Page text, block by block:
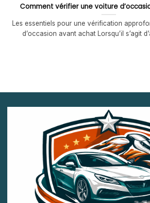
Comment vérifier une voiture
Les essentiels pour une vérification
d’occasion avant achat Lorsqu’il s’agit